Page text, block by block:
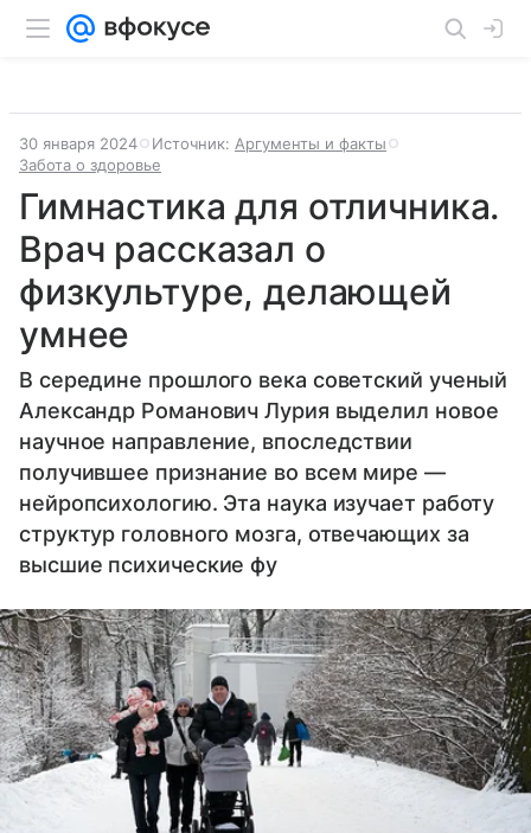
30 января 2024 Источник: Аргументы и факты
Забота о здоровье
Гимнастика для отличника.
Врач рассказал о
физкультуре, делающей
умнее
В середине прошлого века советский ученый
Александр Романович Лурия выделил новое
научное направление, впоследствии
получившее признание во всем мире —
нейропсихологию. Эта наука изучает работу
структур головного мозга, отвечающих за
высшие психические фу